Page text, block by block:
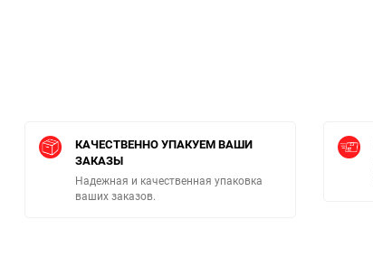
КАЧЕСТВЕННО УПАКУЕМ ВАШИ
ЗАКАЗЫ
Надежная и качественная упаковка
ваших заказов.